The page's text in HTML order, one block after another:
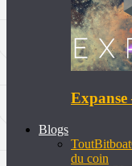
Expanse
Blogs
ToutBitboat
du coin